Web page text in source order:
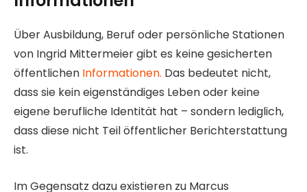
Über Ausbildung, Beruf oder persönliche Stationen
von Ingrid Mittermeier gibt es keine gesicherten
öffentlichen Informationen. Das bedeutet nicht,
dass sie kein eigenständiges Leben oder keine
eigene berufliche Identität hat – sondern lediglich,
dass diese nicht Teil öffentlicher Berichterstattung
ist.
Im Gegensatz dazu existieren zu Marcus